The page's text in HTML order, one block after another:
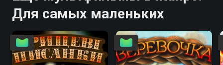
Для самых маленьких